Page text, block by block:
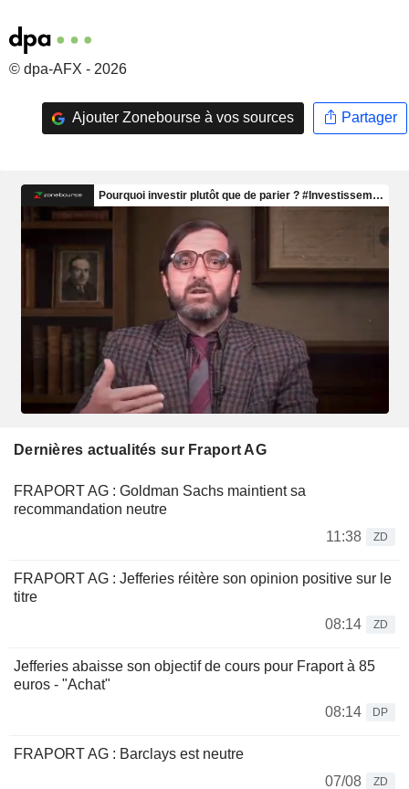
© dpa-AFX - 2026
Ajouter Zonebourse à vos sources Partager
Dernières actualités sur Fraport AG
FRAPORT AG : Goldman Sachs maintient sa
recommandation neutre
11:38
ZD
FRAPORT AG : Jefferies réitère son opinion positive sur le
titre
08:14
ZD
Jefferies abaisse son objectif de cours pour Fraport à 85
euros - "Achat"
08:14
DP
FRAPORT AG : Barclays est neutre
07/08
ZD